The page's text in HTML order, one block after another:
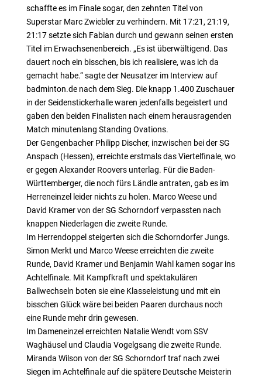
schaffte es im Finale sogar, den zehnten Titel von
Superstar Marc Zwiebler zu verhindern. Mit 17:21, 21:19,
21:17 setzte sich Fabian durch und gewann seinen ersten
Titel im Erwachsenenbereich. „Es ist überwältigend. Das
dauert noch ein bisschen, bis ich realisiere, was ich da
gemacht habe.“ sagte der Neusatzer im Interview auf
badminton.de nach dem Sieg. Die knapp 1.400 Zuschauer
in der Seidenstickerhalle waren jedenfalls begeistert und
gaben den beiden Finalisten nach einem herausragenden
Match minutenlang Standing Ovations.
Der Gengenbacher Philipp Discher, inzwischen bei der SG
Anspach (Hessen), erreichte erstmals das Viertelfinale, wo
er gegen Alexander Roovers unterlag. Für die Baden-
Württemberger, die noch fürs Ländle antraten, gab es im
Herreneinzel leider nichts zu holen. Marco Weese und
David Kramer von der SG Schorndorf verpassten nach
knappen Niederlagen die zweite Runde.
Im Herrendoppel steigerten sich die Schorndorfer Jungs.
Simon Merkt und Marco Weese erreichten die zweite
Runde, David Kramer und Benjamin Wahl kamen sogar ins
Achtelfinale. Mit Kampfkraft und spektakulären
Ballwechseln boten sie eine Klasseleistung und mit ein
bisschen Glück wäre bei beiden Paaren durchaus noch
eine Runde mehr drin gewesen.
Im Dameneinzel erreichten Natalie Wendt vom SSV
Waghäusel und Claudia Vogelgsang die zweite Runde.
Miranda Wilson von der SG Schorndorf traf nach zwei
Siegen im Achtelfinale auf die spätere Deutsche Meisterin